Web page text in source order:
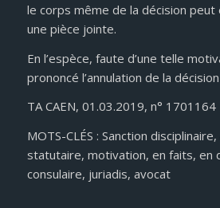
le corps même de la décision
une pièce jointe.
En l’espèce, faute d’une telle
prononcé l’annulation de la
TA CAEN, 01.03.2019, n° 1701164
MOTS-CLÉS : Sanction
statutaire, motivation, en faits, en
consulaire, juriadis, avocat